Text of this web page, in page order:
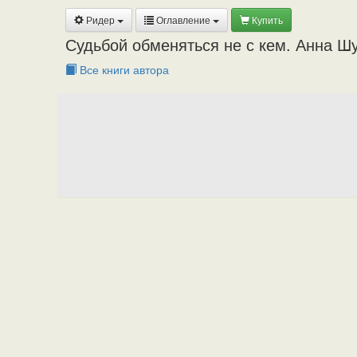
Ридер Оглавление Купить
Судьбой обменяться не с кем. Анна
Все книги автора